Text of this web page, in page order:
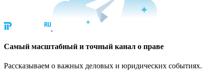
Cамый масштабный и точный канал о праве
Рассказываем о важных деловых и юридических событиях.